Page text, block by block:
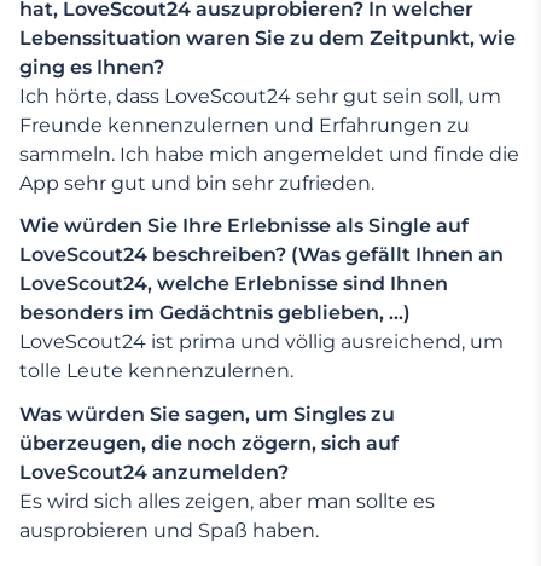
hat, LoveScout24 auszuprobieren? In welcher
Lebenssituation waren Sie zu dem Zeitpunkt, wie
ging es Ihnen?
Ich hörte, dass LoveScout24 sehr gut sein soll, um
Freunde kennenzulernen und Erfahrungen zu
sammeln. Ich habe mich angemeldet und finde die
App sehr gut und bin sehr zufrieden.
Wie würden Sie Ihre Erlebnisse als Single auf
LoveScout24 beschreiben? (Was gefällt Ihnen an
LoveScout24, welche Erlebnisse sind Ihnen
besonders im Gedächtnis geblieben, …)
LoveScout24 ist prima und völlig ausreichend, um
tolle Leute kennenzulernen.
Was würden Sie sagen, um Singles zu
überzeugen, die noch zögern, sich auf
LoveScout24 anzumelden?
Es wird sich alles zeigen, aber man sollte es
ausprobieren und Spaß haben.